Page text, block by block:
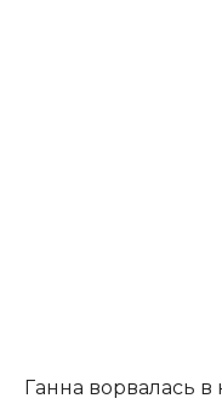
Ганна ворвалась